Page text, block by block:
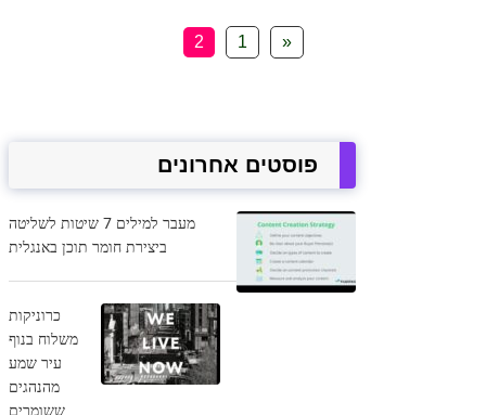
«
1
2
פוסטים אחרונים
מעבר למילים 7 שיטות לשליטה
ביצירת חומר תוכן באנגלית
כרוניקות
משלוח בנוף
עיר שמע
מהנהגים
ששומרים